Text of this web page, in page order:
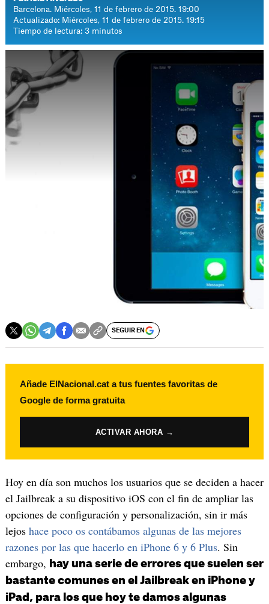
Barcelona. Miércoles, 11 de febrero de 2015. 19:00
Actualizado: Miércoles, 11 de febrero de 2015. 19:15
Tiempo de lectura: 3 minutos
SEGUIR EN
Añade ElNacional.cat a tus fuentes favoritas de
Google de forma gratuita
ACTIVAR AHORA →
Hoy en día son muchos los usuarios que se deciden a hacer
el Jailbreak a su dispositivo iOS con el fin de ampliar las
opciones de configuración y personalización, sin ir más
lejoshace poco os contábamos algunas de las mejores
razones por las que hacerlo en iPhone 6 y 6 Plus. Sin
embargo, hay una serie de errores que suelen ser
bastante comunes en el Jailbreak en iPhone y
iPad, para los que hoy te damos algunas